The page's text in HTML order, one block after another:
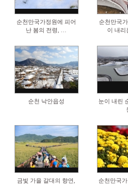
순천만국가정원에 피어
난 봄의 전령, …
순천만국
이 내
순천 낙안읍성
눈이 내린
금빛 가을 갈대의 향연,
순천만국